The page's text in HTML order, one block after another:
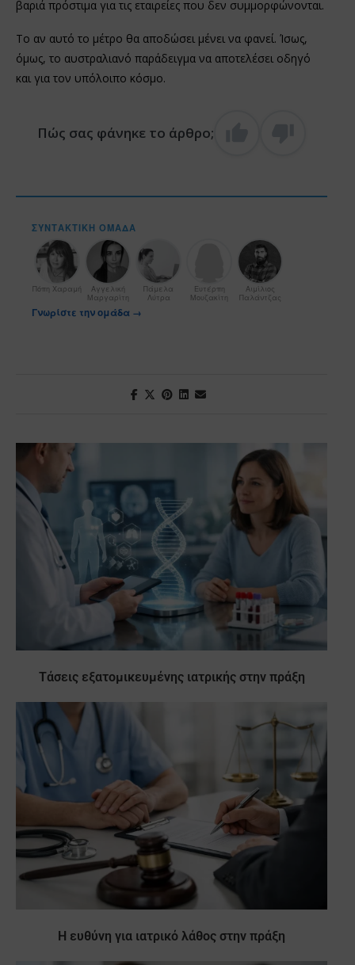
βαριά πρόστιμα για τις εταιρείες που δεν συμμορφώνονται.
Το αν αυτό το μέτρο θα αποδώσει μένει να φανεί. Ίσως,
όμως, το αυστραλιανό παράδειγμα να αποτελέσει οδηγό
και για τον υπόλοιπο κόσμο.
Πώς σας φάνηκε το άρθρο;
ΣΥΝΤΑΚΤΙΚΉ ΟΜΆΔΑ
Πόπη Χαραμή
Αγγελική
Μαργαρίτη
Πάμελα
Λύτρα
Ευτέρπη
Μουζακίτη
Αιμίλιος
Παλάντζας
Γνωρίστε την ομάδα →
Τάσεις εξατομικευμένης ιατρικής στην πράξη
Η ευθύνη για ιατρικό λάθος στην πράξη